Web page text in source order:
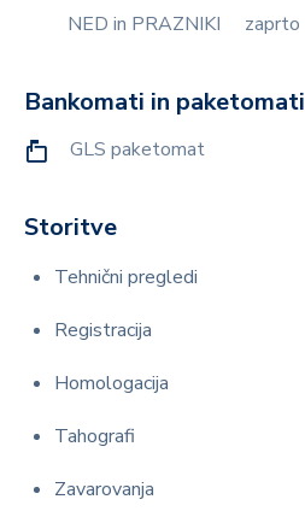
NED in PRAZNIKI
zaprto
Bankomati in paketomati
GLS paketomat
Storitve
Tehnični pregledi
Registracija
Homologacija
Tahografi
Zavarovanja